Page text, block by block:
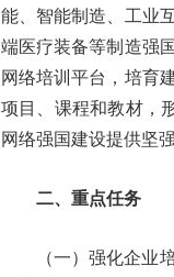
能、智能制造、工业
端医疗装备等制造强
网络培训平台，培育
项目、课程和教材，
网络强国建设提供
二、重点任务
（一）强化企业